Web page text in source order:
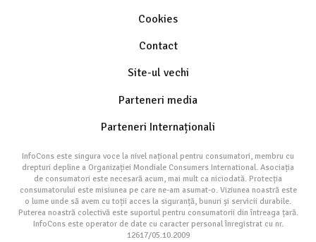
Cookies
Contact
Site-ul vechi
Parteneri media
Parteneri Internaționali
InfoCons este singura voce la nivel național pentru consumatori, membru cu
drepturi depline a Organizației Mondiale Consumers International. Asociația
de consumatori este necesară acum, mai mult ca niciodată. Protecția
consumatorului este misiunea pe care ne-am asumat-o. Viziunea noastră este
o lume unde să avem cu toții acces la siguranță, bunuri și servicii durabile.
Puterea noastră colectivă este suportul pentru consumatorii din întreaga țară.
InfoCons este operator de date cu caracter personal înregistrat cu nr.
12617/05.10.2009